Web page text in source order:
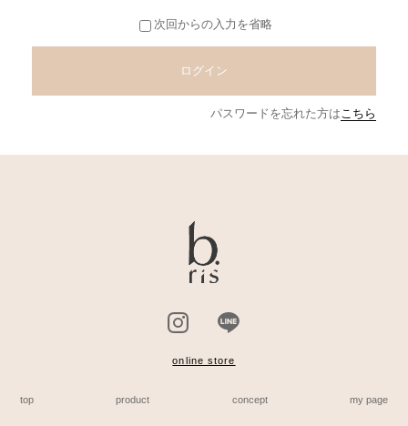
次回からの入力を省略
ログイン
パスワードを忘れた方は こちら
online store
top product concept my page